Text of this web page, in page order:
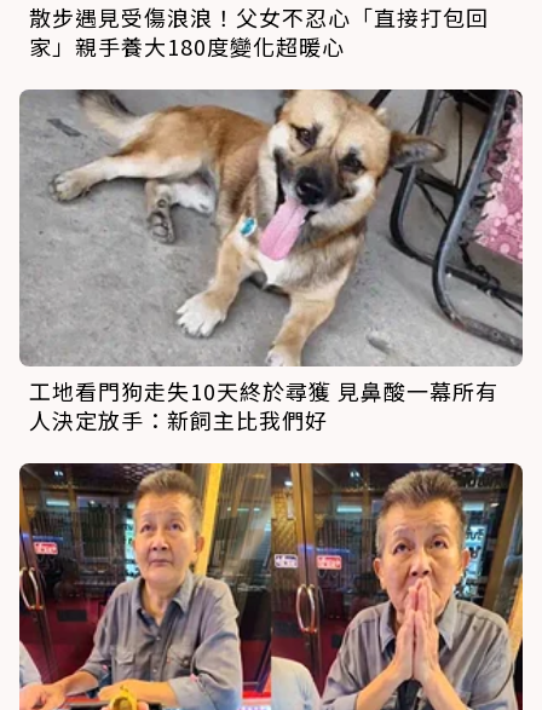
散步遇見受傷浪浪！父女不忍心「直接打包回
家」親手養大180度變化超暖心
工地看門狗走失10天終於尋獲 見鼻酸一幕所有
人決定放手：新飼主比我們好